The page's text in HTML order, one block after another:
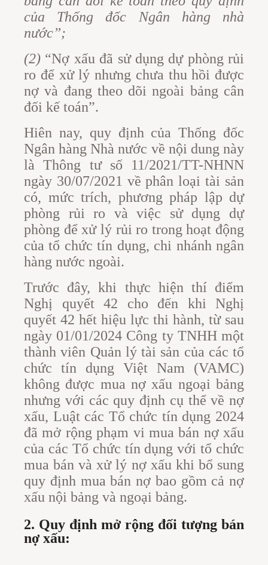
của Thống đốc Ngân hàng nhà
nước”;
(2) “Nợ xấu đã sử dụng dự phòng rủi
ro để xử lý nhưng chưa thu hồi được
nợ và đang theo dõi ngoài bảng cân
đối kế toán”.
Hiên nay, quy định của Thống đốc
Ngân hàng Nhà nước về nội dung này
là Thông tư số 11/2021/TT-NHNN
ngày 30/07/2021 về phân loại tài sản
có, mức trích, phương pháp lập dự
phòng rủi ro và việc sử dụng dự
phòng để xử lý rủi ro trong hoạt động
của tổ chức tín dụng, chi nhánh ngân
hàng nước ngoài.
Trước đây, khi thực hiện thí điểm
Nghị quyết 42 cho đến khi Nghị
quyết 42 hết hiệu lực thi hành, từ sau
ngày 01/01/2024 Công ty TNHH một
thành viên Quản lý tài sản của các tổ
chức tín dụng Việt Nam (VAMC)
không được mua nợ xấu ngoại bảng
nhưng với các quy định cụ thể về nợ
xấu, Luật các Tổ chức tín dụng 2024
đã mở rộng phạm vi mua bán nợ xấu
của các Tổ chức tín dụng với tổ chức
mua bán và xử lý nợ xấu khi bổ sung
quy định mua bán nợ bao gồm cả nợ
xấu nội bảng và ngoại bảng.
2. Quy định mở rộng đối tượng bán
nợ xấu: